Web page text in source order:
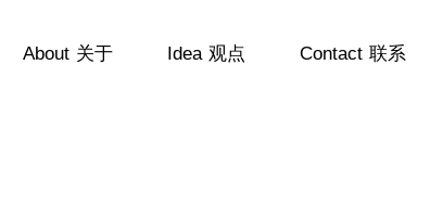
About 关于 Idea 观点 Contact 联系